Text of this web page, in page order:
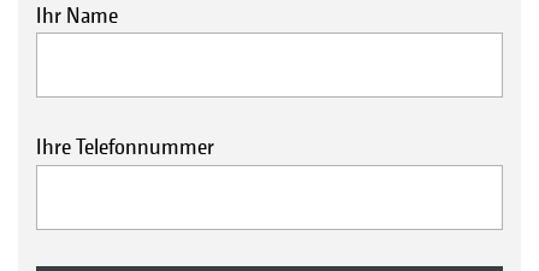
Ihr Name
Ihre Telefonnummer